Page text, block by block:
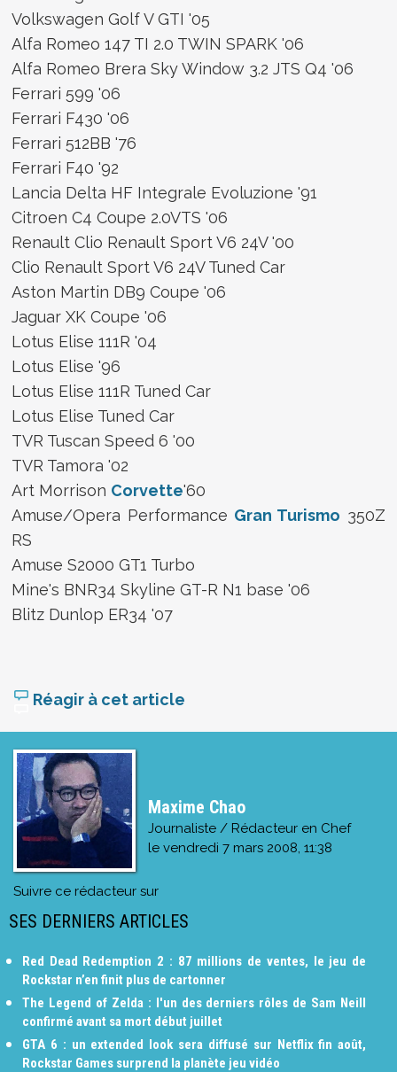
Volkswagen Golf V GTI '05
Alfa Romeo 147 TI 2.0 TWIN SPARK '06
Alfa Romeo Brera Sky Window 3.2 JTS Q4 '06
Ferrari 599 '06
Ferrari F430 '06
Ferrari 512BB '76
Ferrari F40 '92
Lancia Delta HF Integrale Evoluzione '91
Citroen C4 Coupe 2.0VTS '06
Renault Clio Renault Sport V6 24V '00
Clio Renault Sport V6 24V Tuned Car
Aston Martin DB9 Coupe '06
Jaguar XK Coupe '06
Lotus Elise 111R '04
Lotus Elise '96
Lotus Elise 111R Tuned Car
Lotus Elise Tuned Car
TVR Tuscan Speed 6 '00
TVR Tamora '02
Art Morrison Corvette'60
Amuse/Opera Performance Gran Turismo 350Z
RS
Amuse S2000 GT1 Turbo
Mine's BNR34 Skyline GT-R N1 base '06
Blitz Dunlop ER34 '07
Réagir à cet article
Maxime Chao
Journaliste / Rédacteur en Chef
le vendredi 7 mars 2008, 11:38
Suivre ce rédacteur sur
SES DERNIERS ARTICLES
Red Dead Redemption 2 : 87 millions de ventes, le jeu de
Rockstar n’en finit plus de cartonner
The Legend of Zelda : l'un des derniers rôles de Sam Neill
confirmé avant sa mort début juillet
GTA 6 : un extended look sera diffusé sur Netflix fin août,
Rockstar Games surprend la planète jeu vidéo